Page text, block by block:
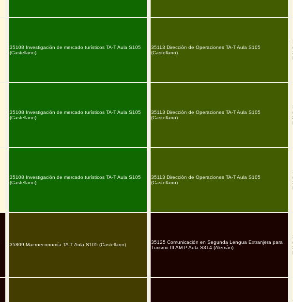
35108 Investigación de mercado turísticos TA-T Aula S105
(Castellano)
35108 Investigación de mercado turísticos TA-T Aula S105
(Castellano)
35108 Investigación de mercado turísticos TA-T Aula S105
(Castellano)
35809 Macroeconomía TA-T Aula S105 (Castellano)
35113 Dirección de Operaciones TA-T Aula S105
(Castellano)
35113 Dirección de Operaciones TA-T Aula S105
(Castellano)
35113 Dirección de Operaciones TA-T Aula S105
(Castellano)
35125 Comunicación en Segunda Lengua Extranjera para
Turismo III AM-P Aula S314 (Alemán)